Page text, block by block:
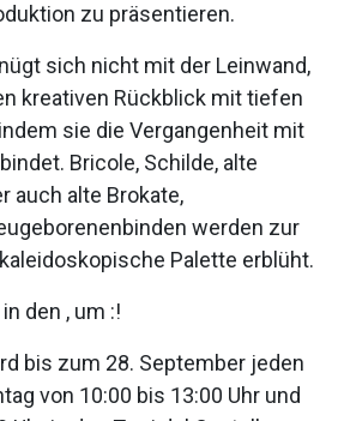
zu präsentieren.
sich nicht mit der Leinwand,
kreativen Rückblick mit tiefen
sie die Vergangenheit mit
Bricole, Schilde, alte
auch alte Brokate,
werden zur
Palette erblüht.
den , um :!
bis zum 28. September jeden
von 10:00 bis 13:00 Uhr und